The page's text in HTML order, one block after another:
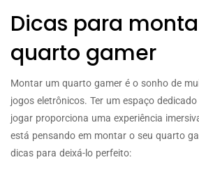
Dicas para
quarto gamer
Montar um quarto gamer é o sonho de
jogos eletrônicos. Ter um espaço
jogar proporciona uma experiência
está pensando em montar o seu quarto
dicas para deixá-lo perfeito: